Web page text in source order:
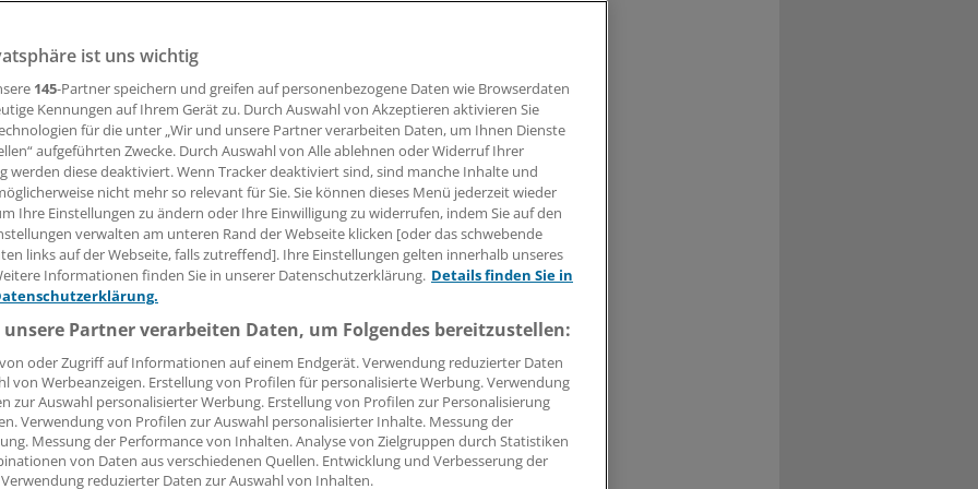
Leserin, lieber Leser,
Beitrag können Sie lesen, sobald Sie sich eingeloggt haben.
Jetzt anmelden »
Kostenlos registrieren »
vergessen?
Problem beim Login?
ist mit wenigen Klicks erledigt und kostenlos.
des kostenlosen Login:
Analysen, Hintergründe und Infografiken
Interviews und Praxis-Tipps
auf allemedizinischen Berichte und Kommentare
Voraussetzungen für den Zugang
ist uns wichtig
145-Partner speichern und greifen auf personenbezogene Daten wie Browserdaten
Kennungen auf Ihrem Gerät zu. Durch Auswahl von Akzeptieren aktivieren Sie
für die unter „Wir und unsere Partner verarbeiten Daten, um Ihnen Dienste
aufgeführten Zwecke. Durch Auswahl von Alle ablehnen oder Widerruf Ihrer
werden diese deaktiviert. Wenn Tracker deaktiviert sind, sind manche Inhalte und
nicht mehr so relevant für Sie. Sie können dieses Menü jederzeit wieder
Ihre Einstellungen zu ändern oder Ihre Einwilligung zu widerrufen, indem Sie auf den
verwalten am unteren Rand der Webseite klicken [oder das schwebende
links auf der Webseite, falls zutreffend]. Ihre Einstellungen gelten innerhalb unseres
Informationen finden Sie in unserer Datenschutzerklärung. Details finden Sie in
Partner verarbeiten Daten, um Folgendes bereitzustellen:
oder Zugriff auf Informationen auf einem Endgerät. Verwendung reduzierter Daten
von Werbeanzeigen. Erstellung von Profilen für personalisierte Werbung. Verwendung
zur Auswahl personalisierter Werbung. Erstellung von Profilen zur Personalisierung
Verwendung von Profilen zur Auswahl personalisierter Inhalte. Messung der
Messung der Performance von Inhalten. Analyse von Zielgruppen durch Statistiken
von Daten aus verschiedenen Quellen. Entwicklung und Verbesserung der
reduzierter Daten zur Auswahl von Inhalten.